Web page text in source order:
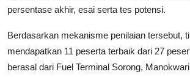
persentase akhir, esai serta tes potensi.
Berdasarkan mekanisme penilaian tersebut,
mendapatkan 11 peserta terbaik dari 27
berasal dari Fuel Terminal Sorong,